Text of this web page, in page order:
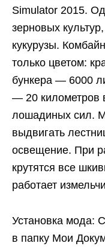
Simulator 2015.
зерновых
кукурузы.
только цветом:
бункера — 6000
— 20 километров
лошадиных сил.
выдвигать
освещение. При
крутятся все
работает
Установка мода:
в папку Мои